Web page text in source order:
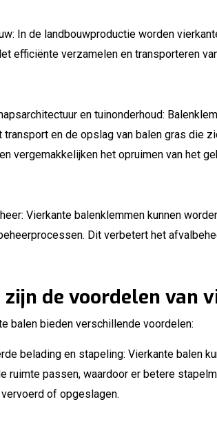
In de landbouwproductie worden
efficiënte verzamelen en transporteren
en tuinonderhoud:
transport en de opslag van balen gras die
vergemakkelijken het opruimen van het
Vierkante balenklemmen kunnen
Dit verbetert het
de voordelen van
balen bieden verschillende voordelen:
belading en stapeling: Vierkante balen
ruimte passen, waardoor er betere
of opgeslagen.